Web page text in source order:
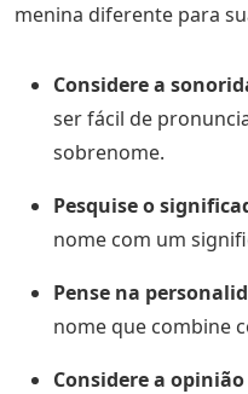
menina diferente para
Considere a
ser fácil de
sobrenome.
Pesquise o
nome com um
Pense na
nome que combine
Considere a